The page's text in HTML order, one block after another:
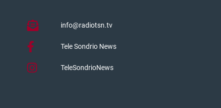
info@radiotsn.tv
Tele Sondrio News
TeleSondrioNews